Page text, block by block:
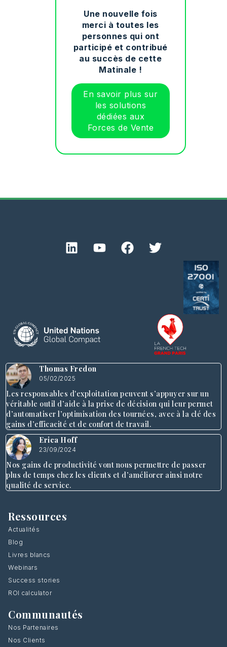
Une nouvelle fois
merci à toutes les
personnes qui ont
participé et contribué
au succès de cette
Matinale !
En savoir plus sur
les solutions
dédiées aux
Forces de Vente
Thomas Fredon
05/02/2025
Les responsables d'exploitation peuvent s’appuyer sur un
véritable outil d’aide à la prise de décision qui leur permet
d’automatiser l’optimisation des tournées, avec à la clé des
gains d’efficacité et de confort de travail.
Erica Hoff
23/09/2024
Nos gains de productivité vont nous permettre de passer
plus de temps chez les clients et d’améliorer ainsi notre
qualité de service.
Ressources
Actualités
Blog
Livres blancs
Webinars
Success stories
ROI calculator
Communautés
Nos Partenaires
Nos Clients